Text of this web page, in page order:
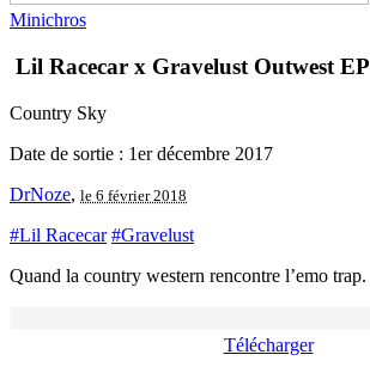
Minichros
Lil Racecar x Gravelust Outwest EP
Country Sky
Date de sortie : 1er décembre 2017
DrNoze, le 6 février 2018
#Lil Racecar #Gravelust
Quand la country western rencontre l’emo trap.
Télécharger